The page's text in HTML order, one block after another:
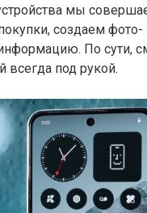
мы
создаем фото-
По сути,
под рукой.